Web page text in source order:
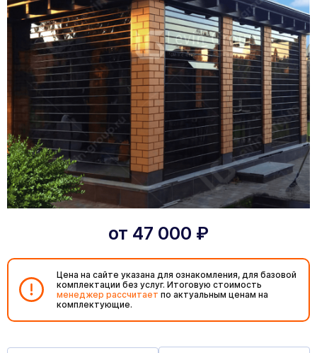
от 47 000 ₽
Цена на сайте указана для ознакомления, для базовой
комплектации без услуг. Итоговую стоимость
менеджер рассчитает по актуальным ценам на
комплектующие.